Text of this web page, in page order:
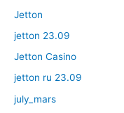
Jetton
jetton 23.09
Jetton Casino
jetton ru 23.09
july_mars